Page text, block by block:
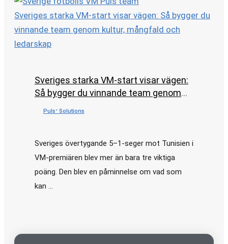
Sveriges starka VM-start visar vägen: Så bygger du
vinnande team genom kultur, mångfald och
ledarskap
Sveriges starka VM-start visar vägen:
Så bygger du vinnande team genom
Pulsᐩ Solutions
Sveriges övertygande 5–1-seger mot Tunisien i
VM-premiären blev mer än bara tre viktiga
poäng. Den blev en påminnelse om vad som
kan …